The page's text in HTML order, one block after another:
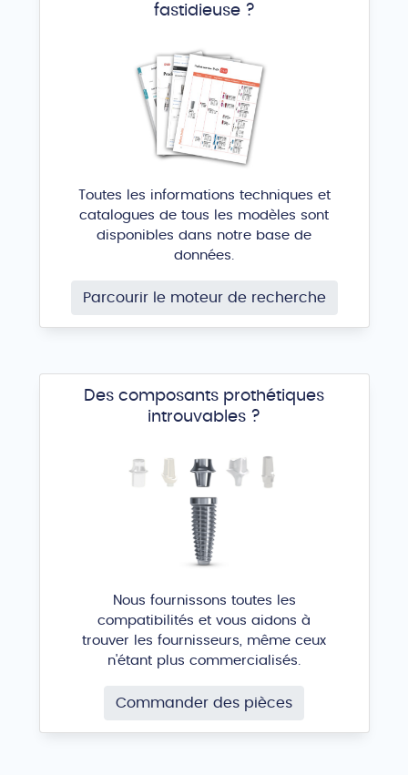
fastidieuse ?
Toutes les informations techniques et
catalogues de tous les modèles sont
disponibles dans notre base de
données.
Parcourir le moteur de recherche
Des composants prothétiques
introuvables ?
Nous fournissons toutes les
compatibilités et vous aidons à
trouver les fournisseurs, même ceux
n'étant plus commercialisés.
Commander des pièces